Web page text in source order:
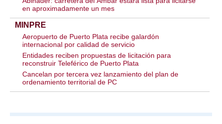
en aproximadamente un mes
MINPRE
Aeropuerto de Puerto Plata recibe galardón
internacional por calidad de servicio
Entidades reciben propuestas de licitación para
reconstruir Teleférico de Puerto Plata
Cancelan por tercera vez lanzamiento del plan de
ordenamiento territorial de PC